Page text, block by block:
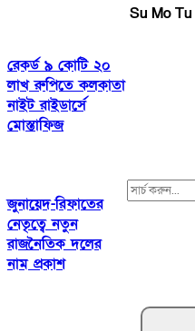
রেকর্ড ৯ কোটি ২০
লাখ রুপিতে কলকাতা
নাইট রাইডার্সে
মোস্তাফিজ
জুনায়েদ-রিফাতের
নেতৃত্বে নতুন
রাজনৈতিক দলের
নাম প্রকাশ
Su MoTu
Search